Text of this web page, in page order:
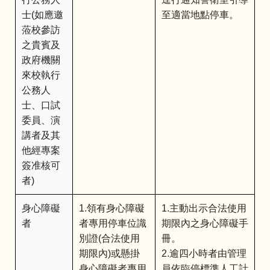
士(如應邀
蒞校參訪
之貴賓及
政府機關
來校執行
公務人
士、口試
委員、演
講者及其
他經專案
簽准核可
者)
至適當地點停車。
身心障礙
者
1.領有身心障礙
者專用停車位識
別證(合法使用
期限內)或懸掛
1.主動出示合法使用
期限內之身心障礙手
冊。
2.逾四小時者由管理